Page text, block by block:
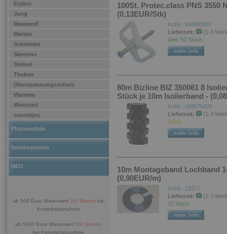
Esylux
Jung
Meanwell
Merten
Schneider
Siemens
Steinel
Theben
Überspannungsschutz
Warema
Weinzierl
sonstiges
Photovoltaik
Sonderposten
NEU
ab 500 Euro Warenwert 3% Skonto bei
Komplettabnahme
ab 5000 Euro Warenwert 5% Skonto
bei Komplettabnahme
100St. Protec.class PNS 3550
(0,13EUR/Stk)
ArtNr.: 998965587
Lieferzeit:
(1-3
über 50 Stück.
80m Bizline BIZ 350061 8
Stück je 10m Isolierband -
ArtNr.: 999075826
Lieferzeit:
(1-3
Stück.
10m Montageband Lochband
(0,90EUR/m)
ArtNr.: 10377
Lieferzeit:
(1-3
15 Stück.